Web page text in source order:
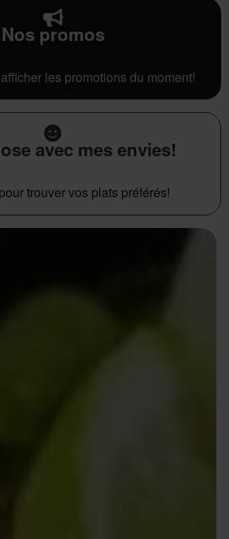
Nos promos
les promotions du moment!
avec mes envies!
trouver vos plats préférés!